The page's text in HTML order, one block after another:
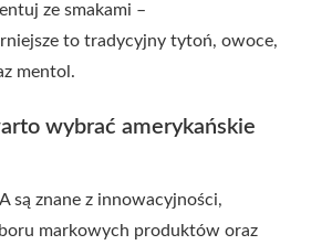
ze smakami –
to tradycyjny tytoń, owoce,
mentol.
wybrać amerykańskie
są znane z innowacyjności,
markowych produktów oraz